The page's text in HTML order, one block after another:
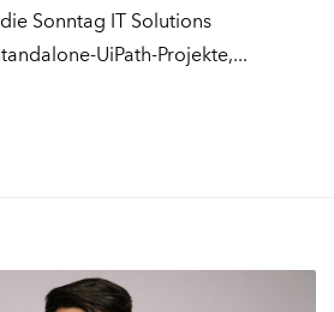
Sonntag IT Solutions
UiPath-Projekte,